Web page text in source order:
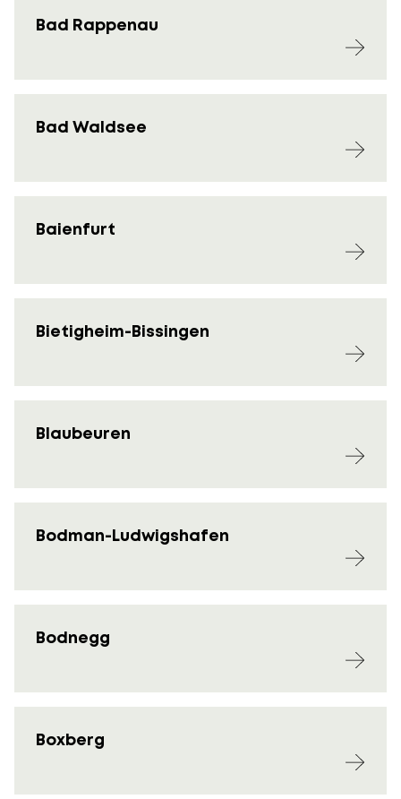
Bad Rappenau
Bad Waldsee
Baienfurt
Bietigheim-Bissingen
Blaubeuren
Bodman-Ludwigshafen
Bodnegg
Boxberg